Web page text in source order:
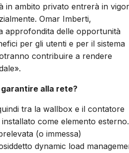
in ambito privato entrerà in
Omar Imberti,
approfondita delle opportunità
per gli utenti e per il sistema
contribuire a rendere
alla rete?
tra la wallbox e il contatore
come elemento esterno.
(o immessa)
dynamic load